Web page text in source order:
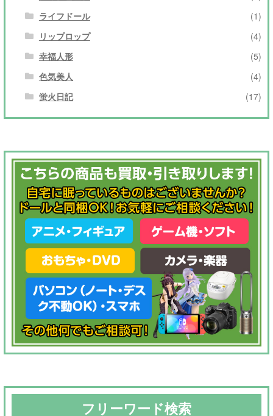
ライフドール
(1)
リップロップ
(4)
幸福人形
(5)
色気美人
(4)
蛍火日記
(17)
フリーワード検索